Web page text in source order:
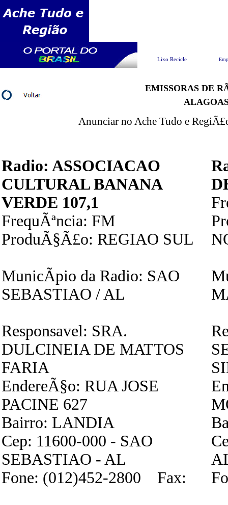
Lixo Recicle
EMISSORAS DE
Anunciar no Ache Tudo e
Radio: ASSOCIACAO
CULTURAL BANANA
VERDE 107,1
FrequÃªncia: FM
ProduÃ§Ã£o: REGIAO SUL
MunicÃ­pio da Radio: SAO
SEBASTIAO / AL
Responsavel: SRA.
DULCINEIA DE MATTOS
FARIA
EndereÃ§o: RUA JOSE
PACINE 627
Bairro: LANDIA
Cep: 11600-000 - SAO
SEBASTIAO - AL
Fone: (012)452-2800 Fax: